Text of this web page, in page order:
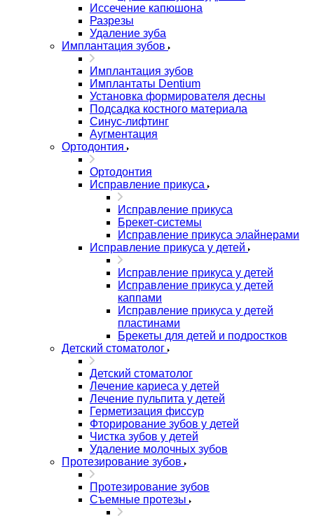
Иссечение капюшона
Разрезы
Удаление зуба
Имплантация зубов
Имплантация зубов
Имплантаты Dentium
Установка формирователя десны
Подсадка костного материала
Синус-лифтинг
Аугментация
Ортодонтия
Ортодонтия
Исправление прикуса
Исправление прикуса
Брекет-системы
Исправление прикуса элайнерами
Исправление прикуса у детей
Исправление прикуса у детей
Исправление прикуса у детей
каппами
Исправление прикуса у детей
пластинами
Брекеты для детей и подростков
Детский стоматолог
Детский стоматолог
Лечение кариеса у детей
Лечение пульпита у детей
Герметизация фиссур
Фторирование зубов у детей
Чистка зубов у детей
Удаление молочных зубов
Протезирование зубов
Протезирование зубов
Съемные протезы